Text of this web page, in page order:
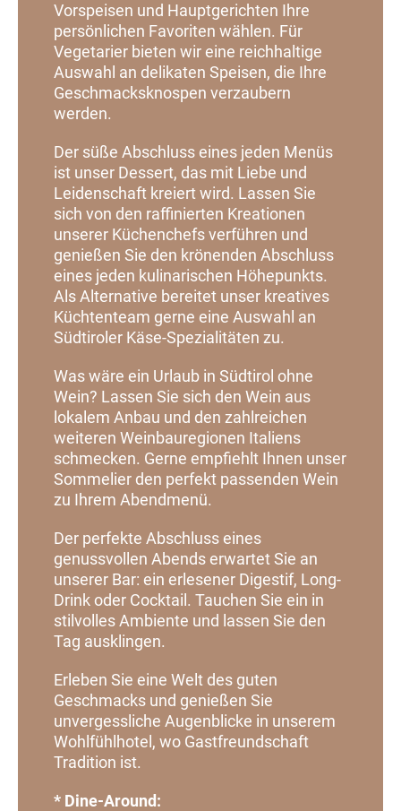
Vorspeisen und Hauptgerichten Ihre
persönlichen Favoriten wählen. Für
Vegetarier bieten wir eine reichhaltige
Auswahl an delikaten Speisen, die Ihre
Geschmacksknospen verzaubern
werden.
Der süße Abschluss eines jeden Menüs
ist unser Dessert, das mit Liebe und
Leidenschaft kreiert wird. Lassen Sie
sich von den raffinierten Kreationen
unserer Küchenchefs verführen und
genießen Sie den krönenden Abschluss
eines jeden kulinarischen Höhepunkts.
Als Alternative bereitet unser kreatives
Küchtenteam gerne eine Auswahl an
Südtiroler Käse-Spezialitäten zu.
Was wäre ein Urlaub in Südtirol ohne
Wein? Lassen Sie sich den Wein aus
lokalem Anbau und den zahlreichen
weiteren Weinbauregionen Italiens
schmecken. Gerne empfiehlt Ihnen unser
Sommelier den perfekt passenden Wein
zu Ihrem Abendmenü.
Der perfekte Abschluss eines
genussvollen Abends erwartet Sie an
unserer Bar: ein erlesener Digestif, Long-
Drink oder Cocktail. Tauchen Sie ein in
stilvolles Ambiente und lassen Sie den
Tag ausklingen.
Erleben Sie eine Welt des guten
Geschmacks und genießen Sie
unvergessliche Augenblicke in unserem
Wohlfühlhotel, wo Gastfreundschaft
Tradition ist.
* Dine-Around: